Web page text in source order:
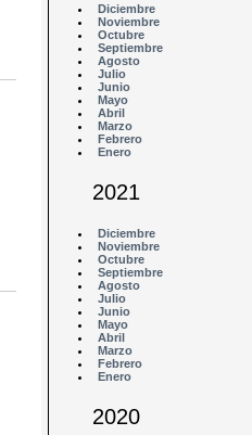
Diciembre
Noviembre
Octubre
Septiembre
Agosto
Julio
Junio
Mayo
Abril
Marzo
Febrero
Enero
2021
Diciembre
Noviembre
Octubre
Septiembre
Agosto
Julio
Junio
Mayo
Abril
Marzo
Febrero
Enero
2020